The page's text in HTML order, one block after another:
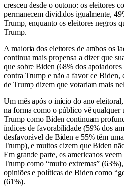
cresceu desde o outono: os eleitores
permanecem divididos igualmente,
Trump, enquanto os eleitores negros
Trump.
A maioria dos eleitores de ambos os
continua mais propensa a dizer que
que sobre Biden (68% dos
contra Trump e não a favor de Biden,
de Trump dizem que votariam mais
Um mês após o início do ano
na forma como o público vê qualquer
Trump como Biden continuam
índices de favorabilidade (59% dos
desfavorável de Biden e 55% têm
Trump), e muitos dizem que Biden
Em grande parte, os americanos
Trump como “muito extremas”
opiniões e políticas de Biden como
(61%).